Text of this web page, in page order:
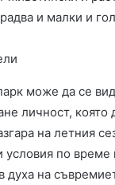
и малки и
може да се
личност, която
на летния
по
духа на